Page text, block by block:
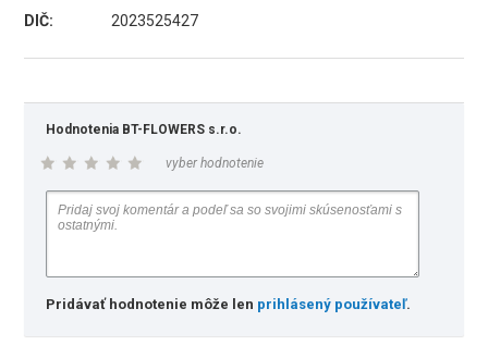
DIČ:
2023525427
Hodnotenia BT-FLOWERS s.r.o.
vyber hodnotenie
Pridávať hodnotenie môže len prihlásený používateľ.